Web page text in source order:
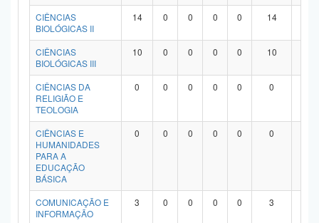
CIÊNCIAS
BIOLÓGICAS II
14 0 0 0 0 14
CIÊNCIAS
BIOLÓGICAS III
10 0 0 0 0 10
CIÊNCIAS DA
RELIGIÃO E
TEOLOGIA
0 0 0 0 0 0
CIÊNCIAS E
HUMANIDADES
PARA A
EDUCAÇÃO
BÁSICA
0 0 0 0 0 0
COMUNICAÇÃO E
INFORMAÇÃO
3 0 0 0 0 3